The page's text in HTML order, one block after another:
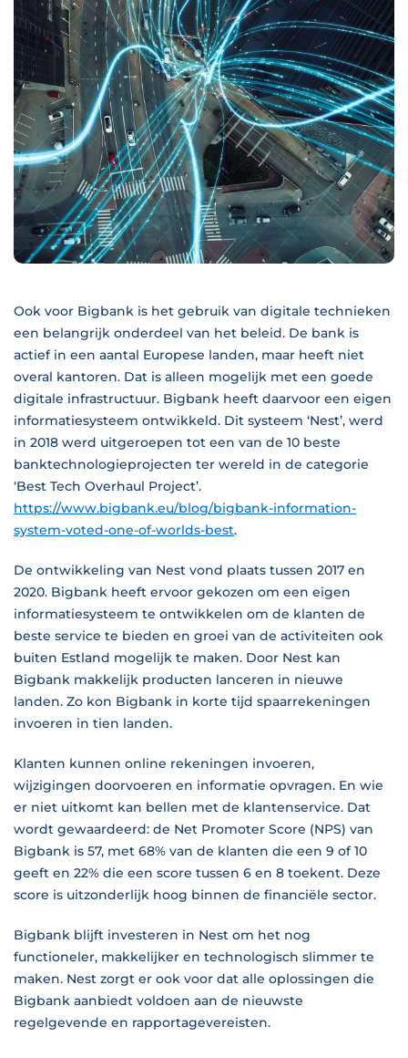
Ook voor Bigbank is het gebruik van digitale technieken
een belangrijk onderdeel van het beleid. De bank is
actief in een aantal Europese landen, maar heeft niet
overal kantoren. Dat is alleen mogelijk met een goede
digitale infrastructuur. Bigbank heeft daarvoor een eigen
informatiesysteem ontwikkeld. Dit systeem ‘Nest’, werd
in 2018 werd uitgeroepen tot een van de 10 beste
banktechnologieprojecten ter wereld in de categorie
‘Best Tech Overhaul Project’.
https://www.bigbank.eu/blog/bigbank-information-
system-voted-one-of-worlds-best.
De ontwikkeling van Nest vond plaats tussen 2017 en
2020. Bigbank heeft ervoor gekozen om een eigen
informatiesysteem te ontwikkelen om de klanten de
beste service te bieden en groei van de activiteiten ook
buiten Estland mogelijk te maken. Door Nest kan
Bigbank makkelijk producten lanceren in nieuwe
landen. Zo kon Bigbank in korte tijd spaarrekeningen
invoeren in tien landen.
Klanten kunnen online rekeningen invoeren,
wijzigingen doorvoeren en informatie opvragen. En wie
er niet uitkomt kan bellen met de klantenservice. Dat
wordt gewaardeerd: de Net Promoter Score (NPS) van
Bigbank is 57, met 68% van de klanten die een 9 of 10
geeft en 22% die een score tussen 6 en 8 toekent. Deze
score is uitzonderlijk hoog binnen de financiële sector.
Bigbank blijft investeren in Nest om het nog
functioneler, makkelijker en technologisch slimmer te
maken. Nest zorgt er ook voor dat alle oplossingen die
Bigbank aanbiedt voldoen aan de nieuwste
regelgevende en rapportagevereisten.